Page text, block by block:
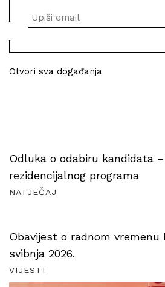
Otvori sva događanja
Odluka o odabiru kandidata
rezidencijalnog programa
NATJEČAJ
Obavijest o radnom vremenu
svibnja 2026.
VIJESTI